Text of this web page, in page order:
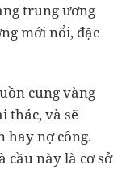
trung ương
mới nổi, đặc
cung vàng
thác, và sẽ
hay nợ công.
cầu này là cơ sở